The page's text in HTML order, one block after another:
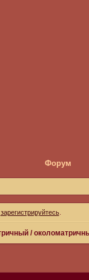
Форум
зарегистрируйтесь.
/